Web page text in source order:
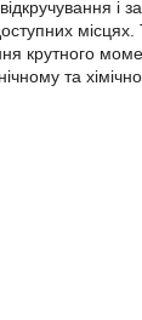
і
крутного
та